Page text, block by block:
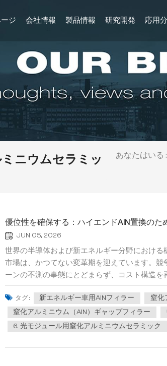
ジ 会社情報 製品情報 研究開発 応用
ニウムセラミッ
あなたはいる :
優位性を確保する：ハイエンドAlN置換のた
JUN 05, 2026
世界の半導体および新エネルギー分野におけ
市場は、かつてない変革期を迎えています。
ーンの不測の事態にとどまらず、コスト構造
タグ : 新エネルギー車用AlNフィラー 窒化
窒化アルミニウム（AlN）ギャップフィラー
6. 光モジュール用窒化アルミニウムセラミック